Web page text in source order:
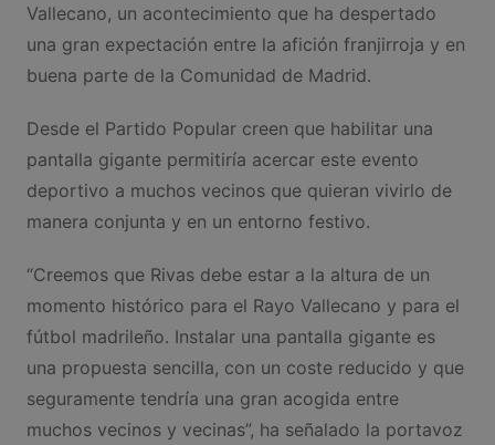
Vallecano, un acontecimiento que ha despertado
una gran expectación entre la afición franjirroja y en
buena parte de la Comunidad de Madrid.
Desde el Partido Popular creen que habilitar una
pantalla gigante permitiría acercar este evento
deportivo a muchos vecinos que quieran vivirlo de
manera conjunta y en un entorno festivo.
“Creemos que Rivas debe estar a la altura de un
momento histórico para el Rayo Vallecano y para el
fútbol madrileño. Instalar una pantalla gigante es
una propuesta sencilla, con un coste reducido y que
seguramente tendría una gran acogida entre
muchos vecinos y vecinas”, ha señalado la portavoz